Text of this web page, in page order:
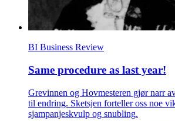
BI Business Review
Same procedure as last year!
Grevinnen og Hovmesteren gjør narr
til endring. Sketsjen forteller oss noe
sjampanjeskvulp og snubling.